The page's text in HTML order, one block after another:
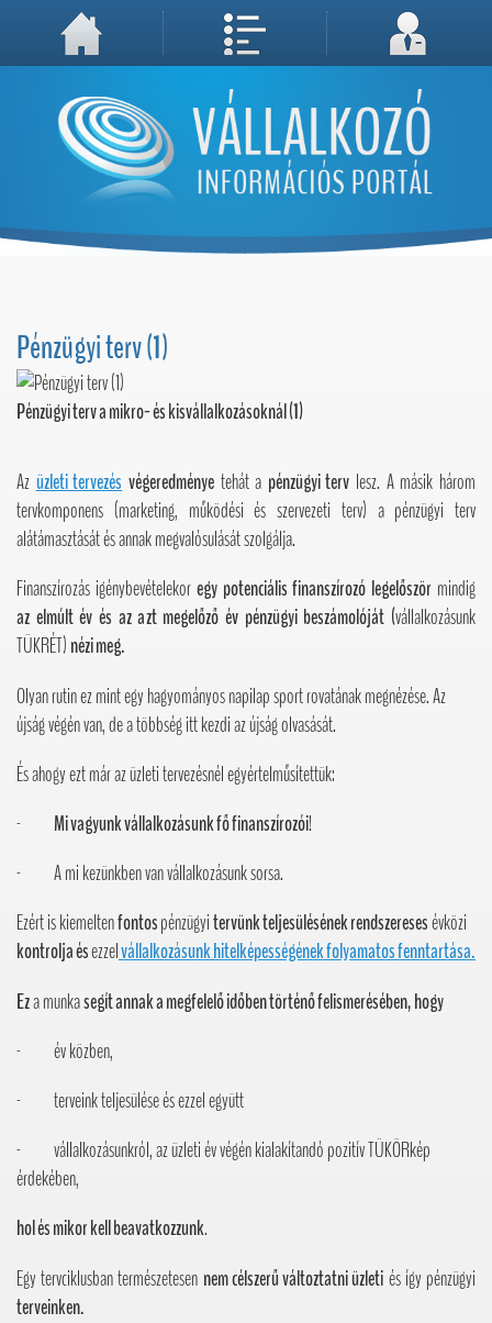
A weboldal használatával Ön elfogadja, hogy Cookie-kat (sütiket) tároljunk számítógépén. A sütik a weboldal megfelelő működéséhez
Megértettem, folytatás...
Pénzügyi terv (1)
Pénzügyi terv a mikro- és kisvállalkozásoknál (1)
Azüzleti tervezés végeredményetehát a pénzügyi terv lesz. A másik három
tervkomponens (marketing, működési és szervezeti terv) a pénzügyi terv
alátámasztását és annak megvalósulását szolgálja.
Finanszírozás igénybevételekoregy potenciális finanszírozó legelőször mindig
az elmúlt év és az azt megelőző év pénzügyi beszámolóját (vállalkozásunk
TÜKRÉT)nézi meg.
Olyan rutin ez mint egy hagyományos napilap sport rovatának megnézése. Az
újság végén van, de a többség itt kezdi az újság olvasását.
És ahogy ezt már az üzleti tervezésnél egyértelműsítettük:
- Mi vagyunk vállalkozásunk fő finanszírozói!
- A mi kezünkben van vállalkozásunk sorsa.
Ezért is kiemeltenfontospénzügyitervünk teljesülésének rendszeresesévközi
kontrolja ésezzelvállalkozásunk hitelképességénekfolyamatosfenntartása.
Eza munkasegít annak a megfelelő időben történő felismerésében, hogy
- év közben,
- terveink teljesülése és ezzel együtt
- vállalkozásunkról, az üzleti év végén kialakítandó pozitív TÜKÖRkép
érdekében,
hol és mikor kell beavatkozzunk.
Egy tervciklusban természetesen nem célszerű változtatniüzletiés így pénzügyi
terveinken.